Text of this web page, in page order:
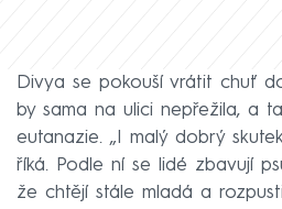
Divya se pokouší vrátit chuť
by sama na ulici nepřežila, a
eutanazie. „I malý dobrý
říká. Podle ní se lidé zbavují
že chtějí stále mladá a